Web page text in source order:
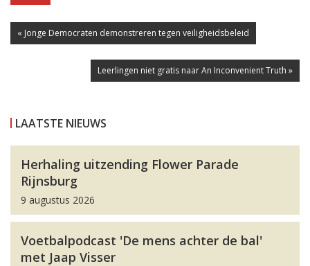
« Jonge Democraten demonstreren tegen veiligheidsbeleid
Leerlingen niet gratis naar An Inconvenient Truth »
LAATSTE NIEUWS
Herhaling uitzending Flower Parade
Rijnsburg
9 augustus 2026
Voetbalpodcast 'De mens achter de bal'
met Jaap Visser